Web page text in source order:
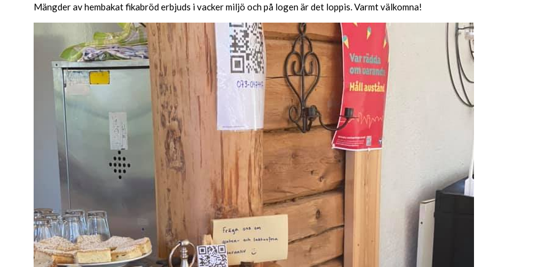
Mängder av hembakat fikabröd erbjuds i vacker miljö och på logen är det loppis. Varmt välkomna!